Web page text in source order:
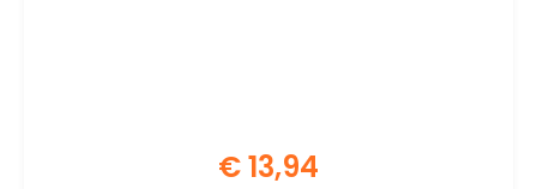
€13,94